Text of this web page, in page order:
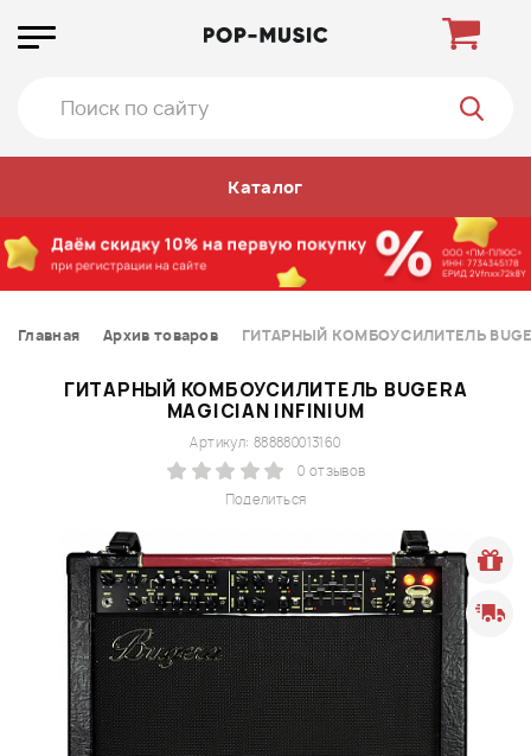
Каталог
Главная Архив товаров ГИТАРНЫЙ КОМБОУСИЛИТЕЛЬ
ГИТАРНЫЙ КОМБОУСИЛИТЕЛЬ BUGERA
MAGICIAN INFINIUM
Поделиться
Артикул: 888880013160
0 отзывов